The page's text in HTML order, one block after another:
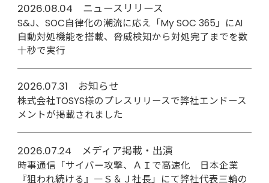
2026.08.04 ニュースリリース
S&J、SOC自律化の潮流に応え「My SOC 365」にAI
自動対処機能を搭載、脅威検知から対処完了までを数
十秒で実行
2026.07.31 お知らせ
株式会社TOSYS様のプレスリリースで弊社エンドース
メントが掲載されました
2026.07.24 メディア掲載・出演
時事通信「サイバー攻撃、ＡＩで高速化 日本企業
『狙われ続ける』―Ｓ＆Ｊ社長」にて弊社代表三輪の